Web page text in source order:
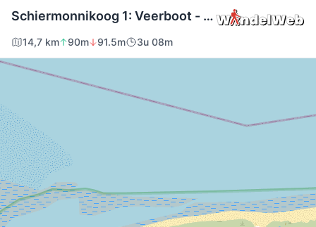
Schiermonnikoog 1: Veerboot - bushalte De Marlijn · WaddenWandelen etappe 16
14,7 km 90m 91.5m 3u 08m